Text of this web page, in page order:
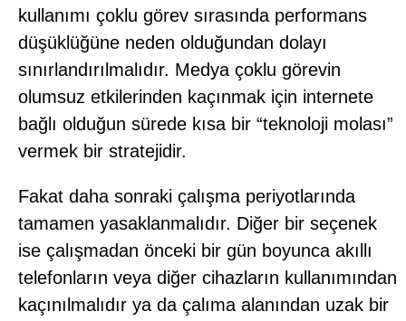
kullanımı çoklu görev sırasında performans
düşüklüğüne neden olduğundan dolayı
sınırlandırılmalıdır. Medya çoklu görevin
olumsuz etkilerinden kaçınmak için internete
bağlı olduğun sürede kısa bir “teknoloji molası”
vermek bir stratejidir.
Fakat daha sonraki çalışma periyotlarında
tamamen yasaklanmalıdır. Diğer bir seçenek
ise çalışmadan önceki bir gün boyunca akıllı
telefonların veya diğer cihazların kullanımından
kaçınılmalıdır ya da çalıma alanından uzak bir